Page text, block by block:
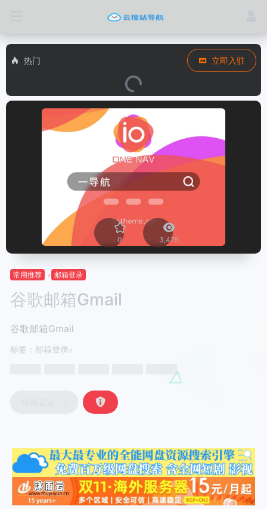
热门 立即入驻
0 3,475
常用推荐 邮箱登录
谷歌邮箱Gmail
谷歌邮箱Gmail
标签： 邮箱登录